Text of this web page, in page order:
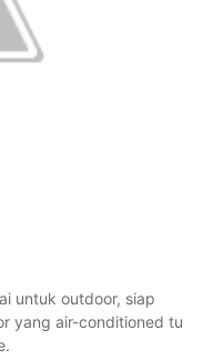
untuk outdoor, siap
yang air-conditioned tu